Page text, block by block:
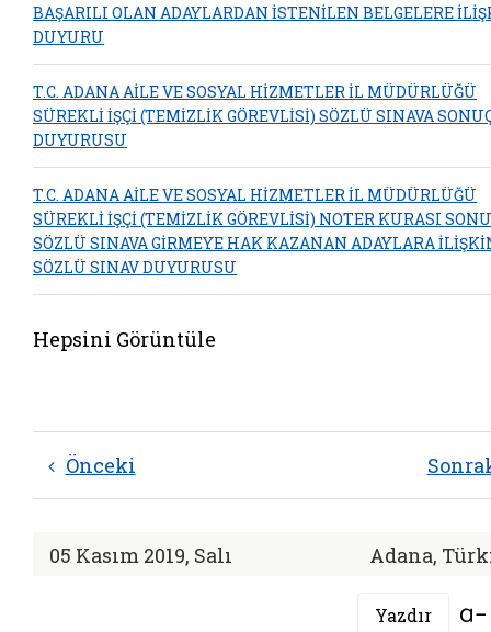
BAŞARILI OLAN ADAYLARDAN İSTENİLEN BELGELERE
DUYURU
T.C. ADANA AİLE VE SOSYAL HİZMETLER İL MÜDÜRLÜĞÜ
SÜREKLİ İŞÇİ (TEMİZLİK GÖREVLİSİ) SÖZLÜ SINAVA
DUYURUSU
T.C. ADANA AİLE VE SOSYAL HİZMETLER İL MÜDÜRLÜĞÜ
SÜREKLİ İŞÇİ (TEMİZLİK GÖREVLİSİ) NOTER KURASI
SÖZLÜ SINAVA GİRMEYE HAK KAZANAN ADAYLARA
SÖZLÜ SINAV DUYURUSU
Hepsini Görüntüle
Önceki
05 Kasım 2019, Salı Adana,
Yazdır